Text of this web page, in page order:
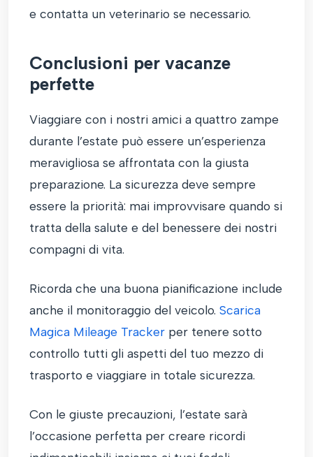
e contatta un veterinario se necessario.
Conclusioni per vacanze
perfette
Viaggiare con i nostri amici a quattro zampe
durante l’estate può essere un’esperienza
meravigliosa se affrontata con la giusta
preparazione. La sicurezza deve sempre
essere la priorità: mai improvvisare quando si
tratta della salute e del benessere dei nostri
compagni di vita.
Ricorda che una buona pianificazione include
anche il monitoraggio del veicolo. Scarica
Magica Mileage Tracker per tenere sotto
controllo tutti gli aspetti del tuo mezzo di
trasporto e viaggiare in totale sicurezza.
Con le giuste precauzioni, l’estate sarà
l’occasione perfetta per creare ricordi